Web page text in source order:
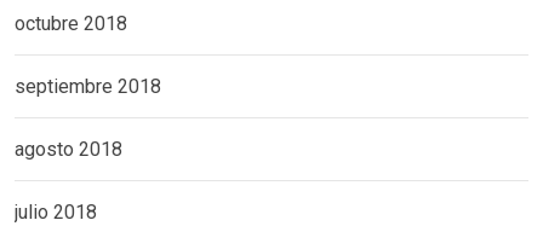
octubre 2018
septiembre 2018
agosto 2018
julio 2018